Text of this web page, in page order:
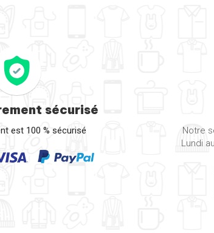
sécurisé
est 100 % sécurisé
Notre
Lundi